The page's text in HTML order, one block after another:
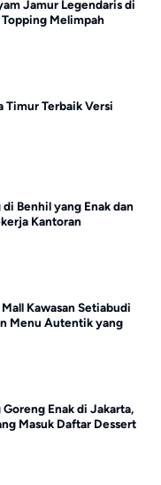
Jamur Legendaris di
Melimpah
Timur Terbaik Versi
Benhil yang Enak dan
Kantoran
Kawasan Setiabudi
Menu Autentik yang
Enak di Jakarta,
Masuk Daftar Dessert